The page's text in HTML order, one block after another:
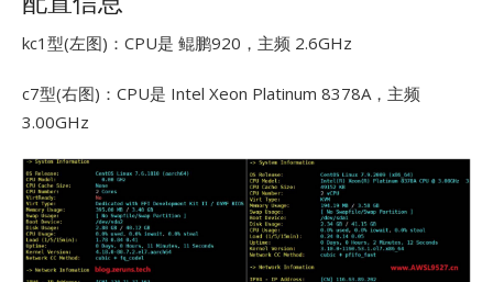
kc1型(左图)：CPU是 鲲鹏920，主频 2.6GHz
c7型(右图)：CPU是 Intel Xeon Platinum 8378A，主频
3.00GHz